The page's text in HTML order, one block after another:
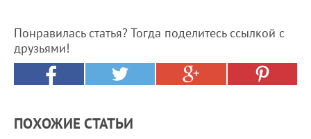
Понравилась статья? Тогда поделитесь ссылкой с
друзьями!
ПОХОЖИЕ СТАТЬИ